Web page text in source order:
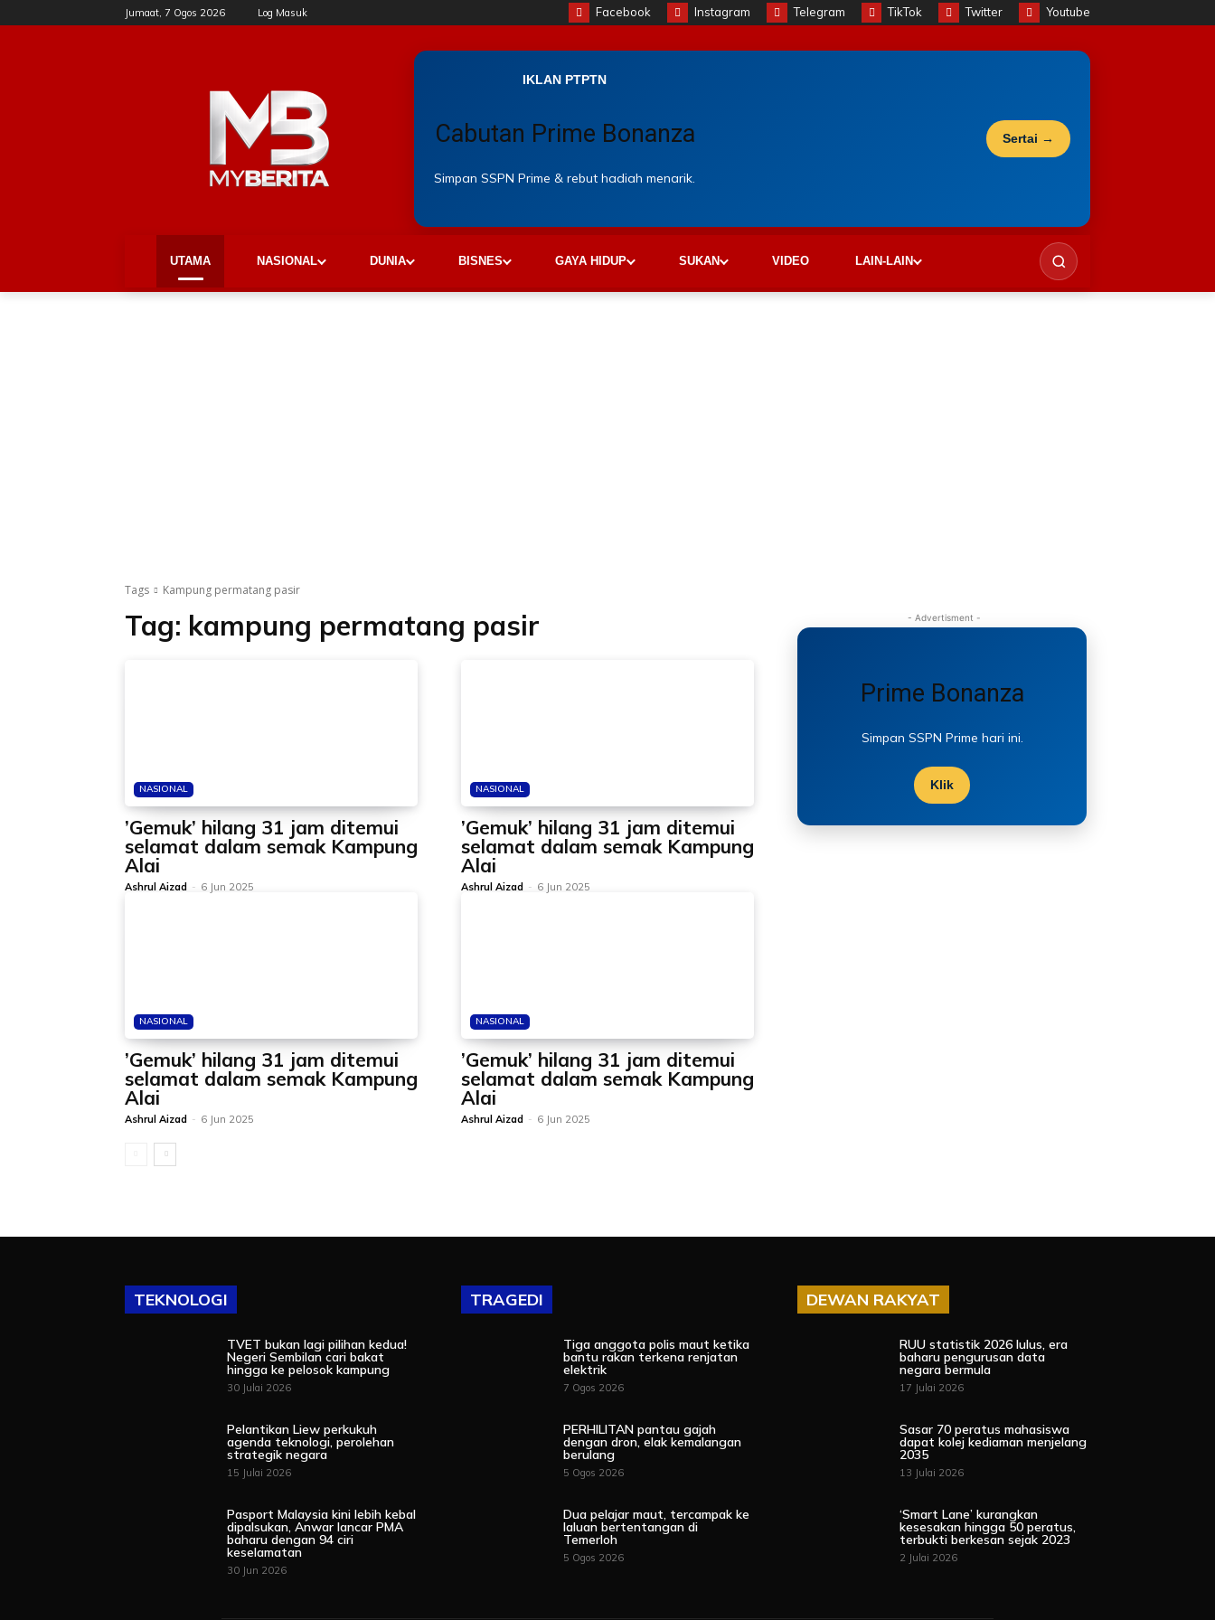
Jumaat, 7 Ogos 2026 Log Masuk Facebook Instagram Telegram TikTok Twitter Youtube
IKLAN PTPTN
Cabutan Prime Bonanza
Simpan SSPN Prime & rebut hadiah menarik.
Sertai →
UTAMA NASIONAL DUNIA BISNES GAYA HIDUP SUKAN VIDEO LAIN-LAIN
Tags Kampung permatang pasir
Tag: kampung permatang pasir
NASIONAL
’Gemuk’ hilang 31 jam ditemui
selamat dalam semak Kampung
Alai
Ashrul Aizad - 6 Jun 2025
NASIONAL
’Gemuk’ hilang 31 jam ditemui
selamat dalam semak Kampung
Alai
Ashrul Aizad - 6 Jun 2025
NASIONAL
’Gemuk’ hilang 31 jam ditemui
selamat dalam semak Kampung
Alai
Ashrul Aizad - 6 Jun 2025
NASIONAL
’Gemuk’ hilang 31 jam ditemui
selamat dalam semak Kampung
Alai
Ashrul Aizad - 6 Jun 2025
- Advertisment -
Prime Bonanza
Simpan SSPN Prime hari ini.
Klik
TEKNOLOGI
TVET bukan lagi pilihan kedua!
Negeri Sembilan cari bakat
hingga ke pelosok kampung
30 Julai 2026
Pelantikan Liew perkukuh
agenda teknologi, perolehan
strategik negara
15 Julai 2026
Pasport Malaysia kini lebih kebal
dipalsukan, Anwar lancar PMA
baharu dengan 94 ciri
keselamatan
30 Jun 2026
TRAGEDI
Tiga anggota polis maut ketika
bantu rakan terkena renjatan
elektrik
7 Ogos 2026
PERHILITAN pantau gajah
dengan dron, elak kemalangan
berulang
5 Ogos 2026
Dua pelajar maut, tercampak ke
laluan bertentangan di
Temerloh
5 Ogos 2026
DEWAN RAKYAT
RUU statistik 2026 lulus, era
baharu pengurusan data
negara bermula
17 Julai 2026
Sasar 70 peratus mahasiswa
dapat kolej kediaman menjelang
2035
13 Julai 2026
‘Smart Lane’ kurangkan
kesesakan hingga 50 peratus,
terbukti berkesan sejak 2023
2 Julai 2026